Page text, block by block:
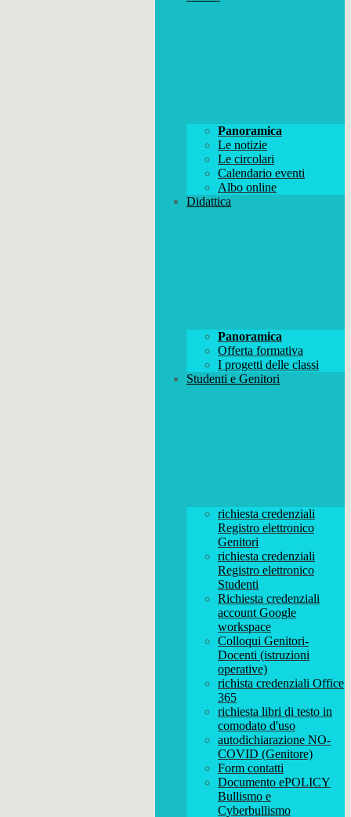
Panoramica
Le notizie
Le circolari
Calendario eventi
Albo online
Didattica
Panoramica
Offerta formativa
I progetti delle classi
Studenti e Genitori
richiesta credenziali
Registro elettronico
Genitori
richiesta credenziali
Registro elettronico
Studenti
Richiesta credenziali
account Google
workspace
Colloqui Genitori-
Docenti (istruzioni
operative)
richista credenziali Office
365
richiesta libri di testo in
comodato d'uso
autodichiarazione NO-
COVID (Genitore)
Form contatti
Documento ePOLICY
Bullismo e
Cyberbullismo